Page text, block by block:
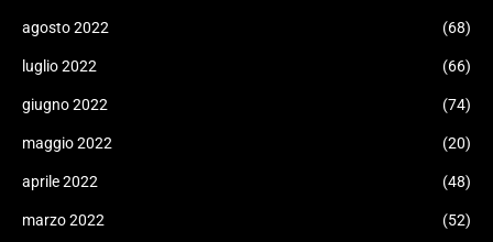
agosto 2022 (68)
luglio 2022 (66)
giugno 2022 (74)
maggio 2022 (20)
aprile 2022 (48)
marzo 2022 (52)